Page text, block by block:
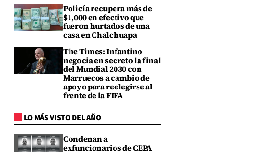
Policía recupera más de
$1,000 en efectivo que
fueron hurtados de una
casa en Chalchuapa
The Times: Infantino
negocia en secreto la final
del Mundial 2030 con
Marruecos a cambio de
apoyo para reelegirse al
frente de la FIFA
LO MÁS VISTO DEL AÑO
Condenan a
exfuncionarios de CEPA